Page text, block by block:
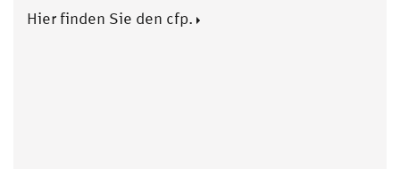
Hier finden Sie den cfp.